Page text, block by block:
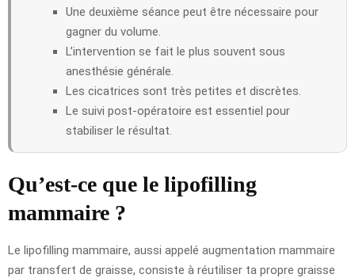
Une deuxième séance peut être nécessaire pour
gagner du volume.
L’intervention se fait le plus souvent sous
anesthésie générale.
Les cicatrices sont très petites et discrètes.
Le suivi post-opératoire est essentiel pour
stabiliser le résultat.
Qu’est-ce que le lipofilling
mammaire ?
Le lipofilling mammaire, aussi appelé augmentation mammaire
par transfert de graisse, consiste à réutiliser ta propre graisse